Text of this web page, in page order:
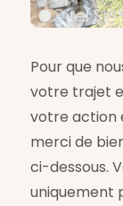
Pour que
votre trajet
votre action
merci de
ci-dessous.
uniquement